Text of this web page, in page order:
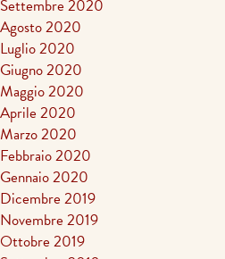
Settembre 2020
Agosto 2020
Luglio 2020
Giugno 2020
Maggio 2020
Aprile 2020
Marzo 2020
Febbraio 2020
Gennaio 2020
Dicembre 2019
Novembre 2019
Ottobre 2019